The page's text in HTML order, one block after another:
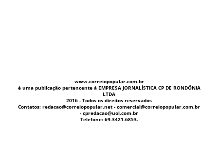
www.correiopopular.com.br
é uma publicação pertencente à EMPRESA JORNALÍSTICA CP DE RONDÔNIA
LTDA
2016 - Todos os direitos reservados
Contatos: redacao@correiopopular.net - comercial@correiopopular.com.br
- cpredacao@uol.com.br
Telefone: 69-3421-6853.